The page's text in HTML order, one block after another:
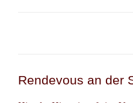
Rendevous an der